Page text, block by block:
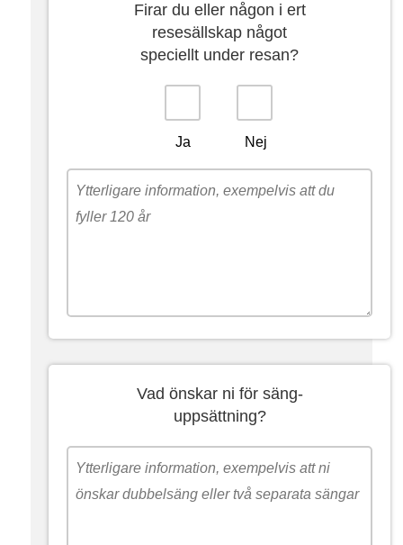
Firar du eller någon i ert
resesällskap något
speciellt under resan?
Ja Nej
Vad önskar ni för säng-
uppsättning?